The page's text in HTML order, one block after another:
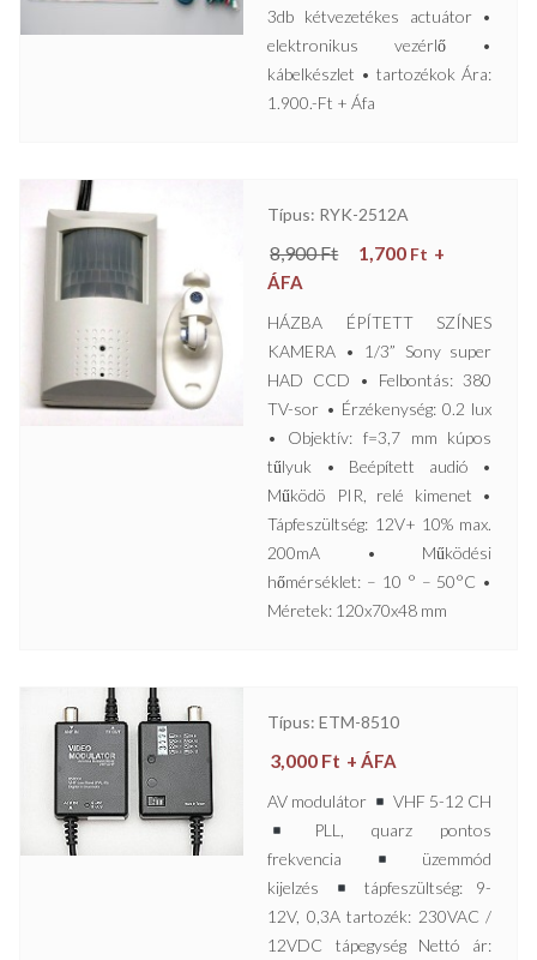
3db kétvezetékes actuátor •
elektronikus vezérlő •
kábelkészlet • tartozékok Ára:
1.900.-Ft + Áfa
Típus: RYK-2512A
8,900Ft 1,700 Ft +
ÁFA
HÁZBA ÉPÍTETT SZÍNES
KAMERA • 1/3” Sony super
HAD CCD • Felbontás: 380
TV-sor • Érzékenység: 0.2 lux
• Objektív: f=3,7 mm kúpos
tűlyuk • Beépített audió •
Működö PIR, relé kimenet •
Tápfeszültség: 12V+ 10% max.
200mA • Működési
hőmérséklet: – 10 ° – 50°C •
Méretek: 120x70x48 mm
Típus: ETM-8510
3,000 Ft + ÁFA
AV modulátor
VHF 5-12 CH
PLL, quarz pontos
frekvencia
üzemmód
kijelzés
tápfeszültség: 9-
12V, 0,3A tartozék: 230VAC /
12VDC tápegység Nettó ár: